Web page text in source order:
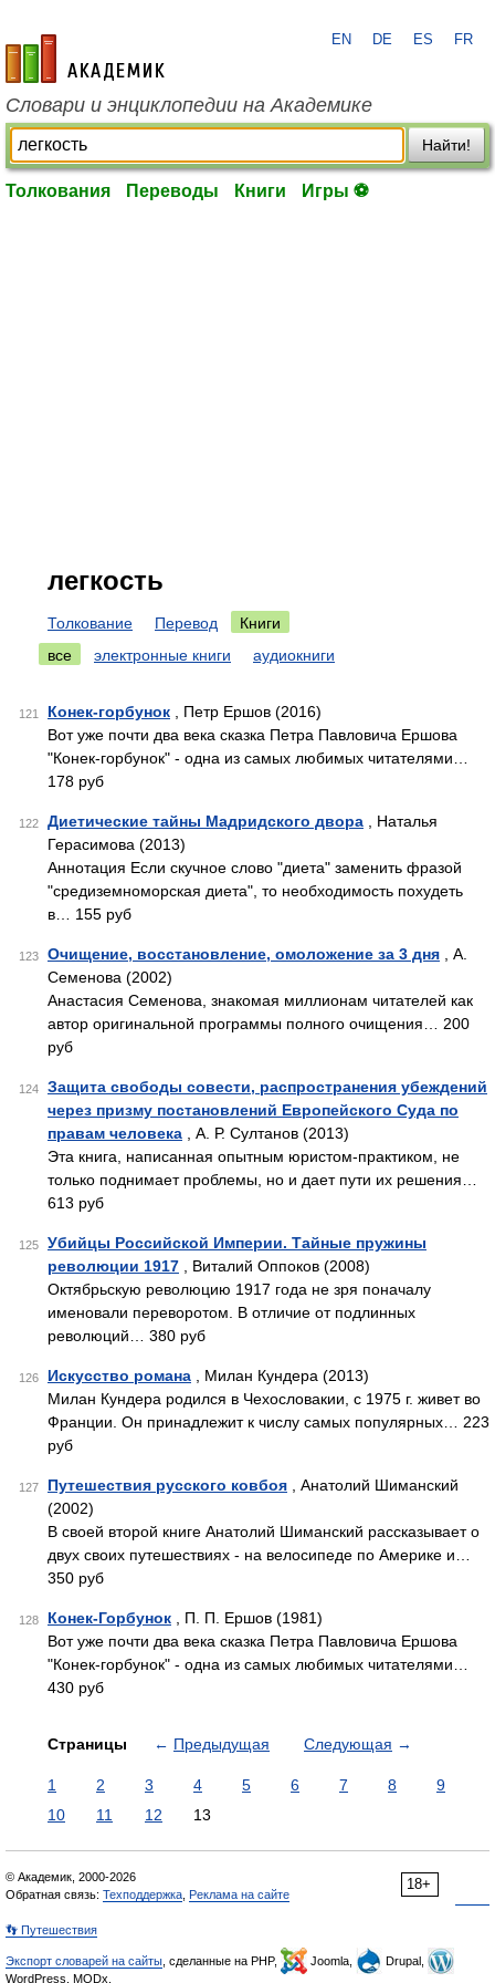
academic.ru
EN DE ES FR
Словари и энциклопедии на Академике
Найти!
Толкования Переводы Книги Игры ⚽
легкость
Толкование Перевод
Книги
все
электронные книги аудиокниги
121 Конек-горбунок , Петр Ершов (2016)
Вот уже почти два века сказка Петра Павловича Ершова
"Конек-горбунок" - одна из самых любимых читателями…
178 руб
122 Диетические тайны Мадридского двора , Наталья
Герасимова (2013)
Аннотация Если скучное слово "диета" заменить фразой
"средиземноморская диета", то необходимость похудеть
в… 155 руб
123 Очищение, восстановление, омоложение за 3 дня , А.
Семенова (2002)
Анастасия Семенова, знакомая миллионам читателей как
автор оригинальной программы полного очищения… 200
руб
124
Защита свободы совести, распространения убеждений
через призму постановлений Европейского Суда по
правам человека , А. Р. Султанов (2013)
Эта книга, написанная опытным юристом-практиком, не
только поднимает проблемы, но и дает пути их решения…
613 руб
125
Убийцы Российской Империи. Тайные пружины
революции 1917 , Виталий Оппоков (2008)
Октябрьскую революцию 1917 года не зря поначалу
именовали переворотом. В отличие от подлинных
революций… 380 руб
126 Искусство романа , Милан Кундера (2013)
Милан Кундера родился в Чехословакии, с 1975 г. жи­вет во
Франции. Он принадлежит к числу самых популяр­ных… 223
руб
127 Путешествия русского ковбоя , Анатолий Шиманский
(2002)
В своей второй книге Анатолий Шиманский рассказывает о
двух своих путешествиях - на велосипеде по Америке и…
350 руб
128 Конек-Горбунок , П. П. Ершов (1981)
Вот уже почти два века сказка Петра Павловича Ершова
"Конек-горбунок" - одна из самых любимых читателями…
430 руб
Страницы ← Предыдущая Следующая →
1 2 3 4 5 6 7 8
9
10
11 12 13
18+
© Академик, 2000-2026
Обратная связь: Техподдержка Реклама на сайте
👣 Путешествия
Экспорт словарей на сайты , сделанные на PHP, Joomla,
Drupal,
WordPress, MODx.